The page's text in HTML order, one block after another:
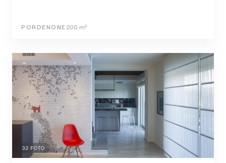
PORDENONE 200 m²
32 FOTO